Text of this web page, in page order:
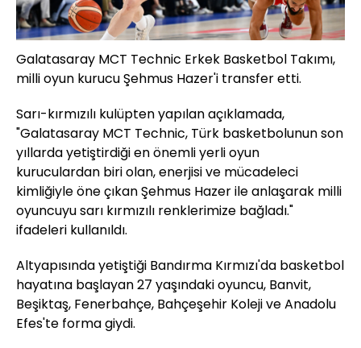
Galatasaray MCT Technic Erkek Basketbol Takımı,
milli oyun kurucu Şehmus Hazer'i transfer etti.
Sarı-kırmızılı kulüpten yapılan açıklamada,
"Galatasaray MCT Technic, Türk basketbolunun son
yıllarda yetiştirdiği en önemli yerli oyun
kuruculardan biri olan, enerjisi ve mücadeleci
kimliğiyle öne çıkan Şehmus Hazer ile anlaşarak milli
oyuncuyu sarı kırmızılı renklerimize bağladı."
ifadeleri kullanıldı.
Altyapısında yetiştiği Bandırma Kırmızı'da basketbol
hayatına başlayan 27 yaşındaki oyuncu, Banvit,
Beşiktaş, Fenerbahçe, Bahçeşehir Koleji ve Anadolu
Efes'te forma giydi.